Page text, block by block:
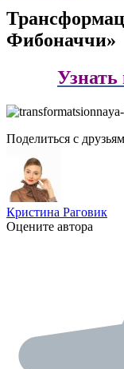
Фибоначчи»
Узнать
Поделиться с
Кристина Раговик
Оцените автора